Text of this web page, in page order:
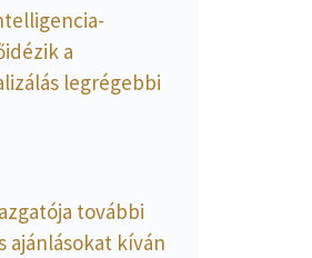
a
legrégebbi
további
ajánlásokat kíván